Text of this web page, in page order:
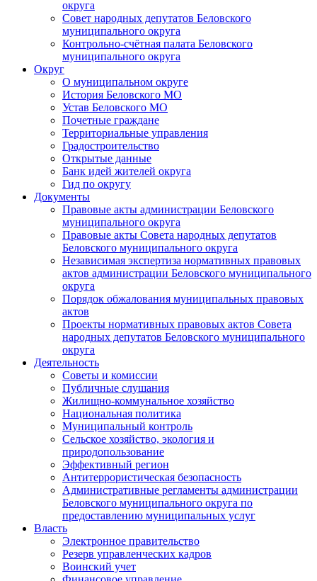
округа
Совет народных депутатов Беловского
муниципального округа
Контрольно-счётная палата Беловского
муниципального округа
Округ
О муниципальном округе
История Беловского МО
Устав Беловского МО
Почетные граждане
Территориальные управления
Градостроительство
Открытые данные
Банк идей жителей округа
Гид по округу
Документы
Правовые акты администрации Беловского
муниципального округа
Правовые акты Совета народных депутатов
Беловского муниципального округа
Независимая экспертиза нормативных правовых
актов администрации Беловского муниципального
округа
Порядок обжалования муниципальных правовых
актов
Проекты нормативных правовых актов Совета
народных депутатов Беловского муниципального
округа
Деятельность
Советы и комиссии
Публичные слушания
Жилищно-коммунальное хозяйство
Национальная политика
Муниципальный контроль
Сельское хозяйство, экология и
природопользование
Эффективный регион
Антитеррористическая безопасность
Административные регламенты администрации
Беловского муниципального округа по
предоставлению муниципальных услуг
Власть
Электронное правительство
Резерв управленческих кадров
Воинский учет